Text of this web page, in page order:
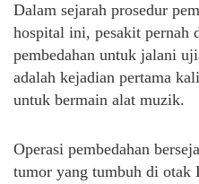
Dalam sejarah prosedur
hospital ini, pesakit pernah
pembedahan untuk jalani
adalah kejadian pertama
untuk bermain alat muzik.
Operasi pembedahan
tumor yang tumbuh di otak